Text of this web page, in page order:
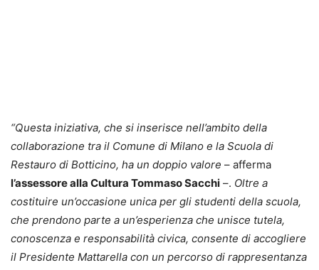
“Questa iniziativa, che si inserisce nell’ambito della
collaborazione tra il Comune di Milano e la Scuola di
Restauro di Botticino, ha un doppio valore – afferma
l’assessore alla Cultura Tommaso Sacchi –. Oltre a
costituire un’occasione unica per gli studenti della scuola,
che prendono parte a un’esperienza che unisce tutela,
conoscenza e responsabilità civica, consente di accogliere
il Presidente Mattarella con un percorso di rappresentanza